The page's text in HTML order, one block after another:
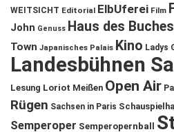
WEITSICHT Editorial ElbUferei Film
John Genuss Haus des Buches
Town Japanisches Palais Kino Ladys
Landesbühnen
Lesung Loriot Meißen Open Air
Rügen Sachsen in Paris
Semperoper Semperopernball